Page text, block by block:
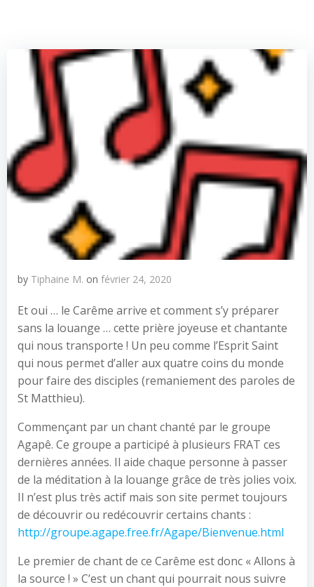
by Tiphaine M. on février 24, 2020
Et oui … le Carême arrive et comment s’y préparer
sans la louange … cette prière joyeuse et chantante
qui nous transporte ! Un peu comme l’Esprit Saint
qui nous permet d’aller aux quatre coins du monde
pour faire des disciples (remaniement des paroles de
St Matthieu).
Commençant par un chant chanté par le groupe
Agapê. Ce groupe a participé à plusieurs FRAT ces
dernières années. Il aide chaque personne à passer
de la méditation à la louange grâce de très jolies voix.
Il n’est plus très actif mais son site permet toujours
de découvrir ou redécouvrir certains chants :
http://groupe.agape.free.fr/Agape/Bienvenue.html
Le premier de chant de ce Carême est donc « Allons à
la source ! » C’est un chant qui pourrait nous suivre